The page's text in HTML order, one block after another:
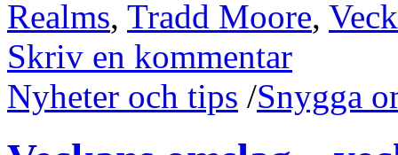
Realms, Tradd Moore,
Skriv en kommentar
Nyheter och tips /Snygga